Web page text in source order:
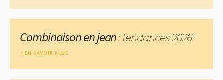
Combinaison en jean: tendances 2026
EN SAVOIR PLUS